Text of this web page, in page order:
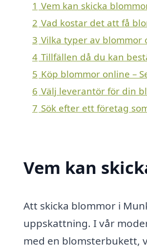
1 Vem kan skicka
2 Vad kostar det att få
3 Vilka typer av blommor
4 Tillfällen då du kan
5 Köp blommor online –
6 Välj leverantör för din
7 Sök efter ett företag
Vem kan
Att skicka blommor i
uppskattning. I vår
med en blomsterbukett,